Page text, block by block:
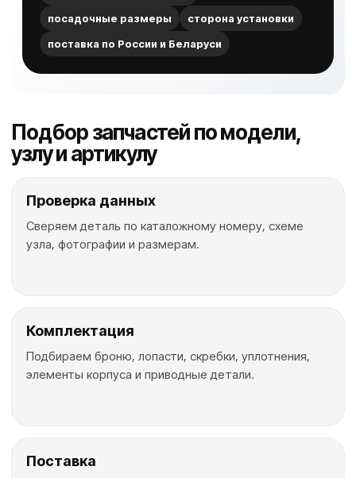
посадочные размеры
сторона установки
поставка по России и Беларуси
Подбор запчастей по модели,
узлу и артикулу
Проверка данных
Сверяем деталь по каталожному номеру, схеме
узла, фотографии и размерам.
Комплектация
Подбираем броню, лопасти, скребки, уплотнения,
элементы корпуса и приводные детали.
Поставка